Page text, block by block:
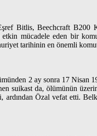
Bitlis, Beechcraft B200
mücadele eden bir
tarihinin en önemli
2 ay sonra 17 Nisan
suikast da, ölümünün
Özal vefat etti.